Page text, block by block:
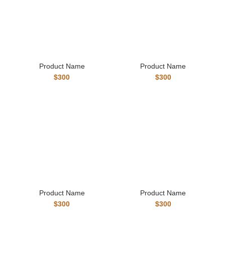
Product Name
$300
Product Name
$300
Product Name
$300
Product Name
$300